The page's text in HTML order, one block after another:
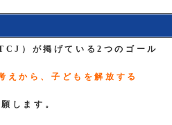
）が掲げている2つのゴール
えから、子どもを解放する
します。